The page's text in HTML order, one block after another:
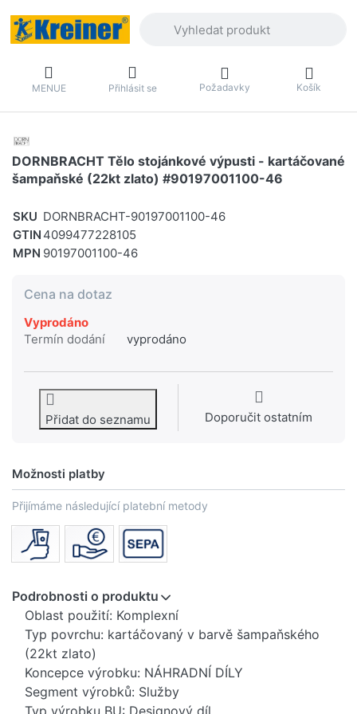
MENUE Přihlásit se Požadavky Košík
DORNBRACHT Tělo stojánkové výpusti - kartáčované
šampaňské (22kt zlato) #90197001100-46
SKU DORNBRACHT-90197001100-46
GTIN 4099477228105
MPN 90197001100-46
Cena na dotaz
Vyprodáno
Termín dodání
vyprodáno
Přidat do seznamu Doporučit ostatním
Možnosti platby
Přijímáme následující platební metody
Podrobnosti o produktu
Oblast použití: Komplexní
Typ povrchu: kartáčovaný v barvě šampaňského
(22kt zlato)
Koncepce výrobku: NÁHRADNÍ DÍLY
Segment výrobků: Služby
Typ výrobku BU: Designový díl